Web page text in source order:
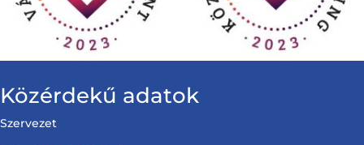
Közérdekű adatok
Szervezet